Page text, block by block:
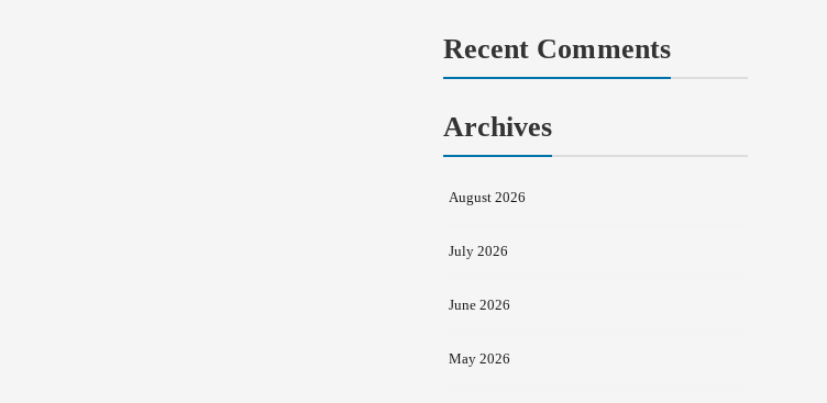
Recent Comments
Archives
August 2026
July 2026
June 2026
May 2026